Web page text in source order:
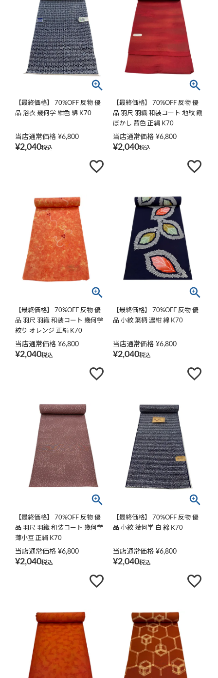
【最終価格】 70%OFF 反物 優
品 浴衣 幾何学 紺色 綿 K70
当店通常価格 ¥6,800
¥2,040税込
【最終価格】 70%OFF 反物 優
品 羽尺 羽織 和装コート 地紋 霞
ぼかし 茜色 正絹 K70
当店通常価格 ¥6,800
¥2,040税込
【最終価格】 70%OFF 反物 優
品 羽尺 羽織 和装コート 幾何学
絞り オレンジ 正絹 K70
当店通常価格 ¥6,800
¥2,040税込
【最終価格】 70%OFF 反物 優
品 小紋 葉柄 濃紺 綿 K70
当店通常価格 ¥6,800
¥2,040税込
【最終価格】 70%OFF 反物 優
品 羽尺 羽織 和装コート 幾何学
薄小豆 正絹 K70
当店通常価格 ¥6,800
¥2,040税込
【最終価格】 70%OFF 反物 優
品 小紋 幾何学 白 綿 K70
当店通常価格 ¥6,800
¥2,040税込